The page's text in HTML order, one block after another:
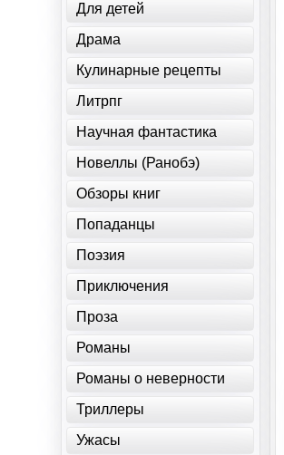
Для детей
Драма
Кулинарные рецепты
Литрпг
Научная фантастика
Новеллы (Ранобэ)
Обзоры книг
Попаданцы
Поэзия
Приключения
Проза
Романы
Романы о неверности
Триллеры
Ужасы